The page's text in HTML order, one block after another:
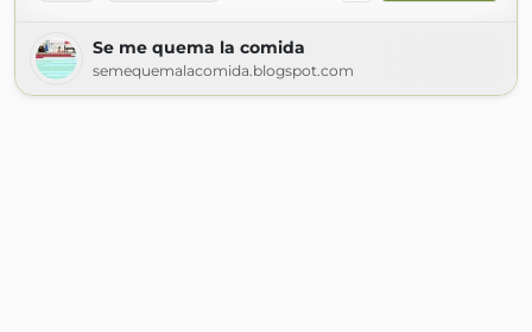
Se me quema la comida
semequemalacomida.blogspot.com